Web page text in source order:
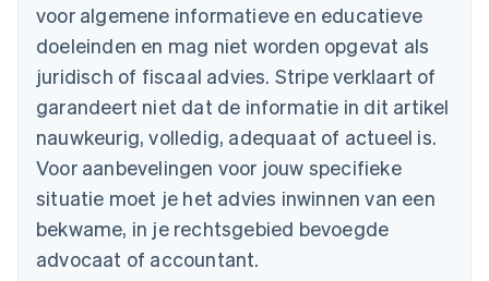
voor algemene informatieve en educatieve
doeleinden en mag niet worden opgevat als
juridisch of fiscaal advies. Stripe verklaart of
garandeert niet dat de informatie in dit artikel
nauwkeurig, volledig, adequaat of actueel is.
Voor aanbevelingen voor jouw specifieke
situatie moet je het advies inwinnen van een
bekwame, in je rechtsgebied bevoegde
advocaat of accountant.
Canada
English Français
Cyprus
English
Denemarken
English
Duitsland
DeutschEnglish
Estland
Finland
EnglishSvenska